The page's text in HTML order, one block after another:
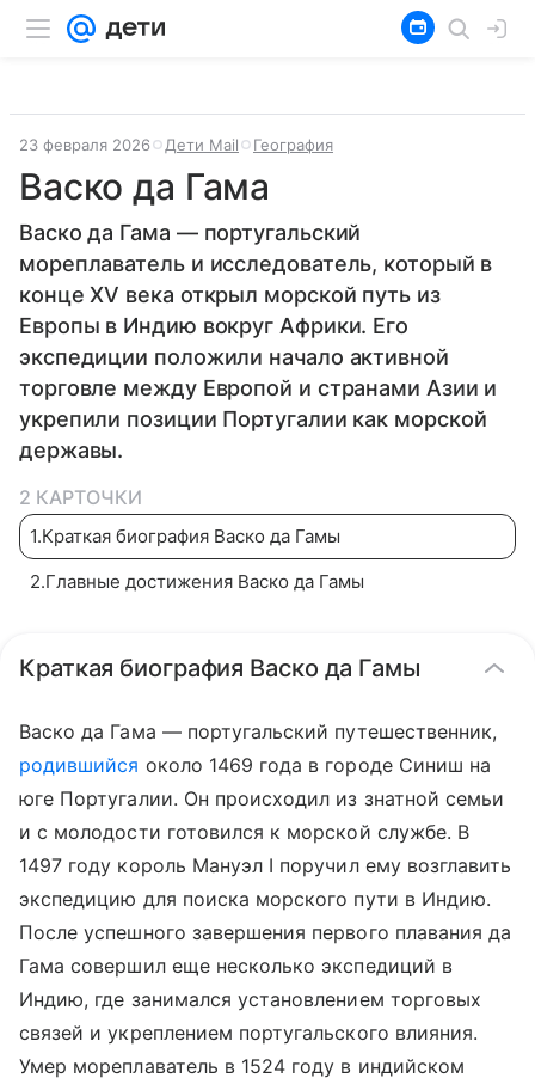
23 февраля 2026 Дети Mail География
Васко да Гама
Васко да Гама — португальский
мореплаватель и исследователь, который в
конце XV века открыл морской путь из
Европы в Индию вокруг Африки. Его
экспедиции положили начало активной
торговле между Европой и странами Азии и
укрепили позиции Португалии как морской
державы.
2 КАРТОЧКИ
1.Краткая биография Васко да Гамы
2.Главные достижения Васко да Гамы
Краткая биография Васко да Гамы
Васко да Гама — португальский путешественник,
родившийся около 1469 года в городе Синиш на
юге Португалии. Он происходил из знатной семьи
и с молодости готовился к морской службе. В
1497 году король Мануэл I поручил ему возглавить
экспедицию для поиска морского пути в Индию.
После успешного завершения первого плавания да
Гама совершил еще несколько экспедиций в
Индию, где занимался установлением торговых
связей и укреплением португальского влияния.
Умер мореплаватель в 1524 году в индийском